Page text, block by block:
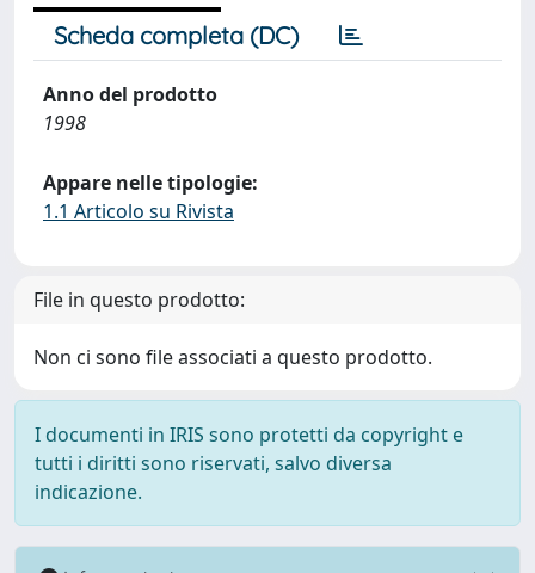
Scheda completa (DC)
Anno del prodotto
1998
Appare nelle tipologie:
1.1 Articolo su Rivista
File in questo prodotto:
Non ci sono file associati a questo prodotto.
I documenti in IRIS sono protetti da copyright e
tutti i diritti sono riservati, salvo diversa
indicazione.